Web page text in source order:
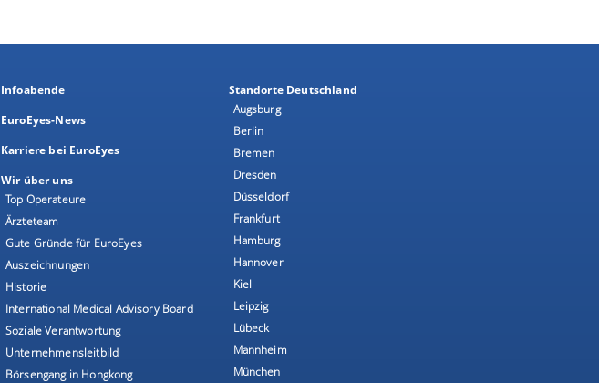
Infoabende
EuroEyes-News
Karriere bei EuroEyes
Wir über uns
Top Operateure
Ärzteteam
Gute Gründe für EuroEyes
Auszeichnungen
Historie
International Medical Advisory Board
Soziale Verantwortung
Unternehmensleitbild
Börsengang in Hongkong
Standorte Deutschland
Augsburg
Berlin
Bremen
Dresden
Düsseldorf
Frankfurt
Hamburg
Hannover
Kiel
Leipzig
Lübeck
Mannheim
München